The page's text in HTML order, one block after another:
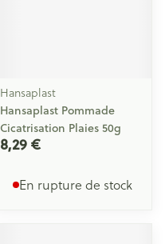
Hansaplast
Hansaplast Pommade
Cicatrisation Plaies 50g
8,29 €
En rupture de stock